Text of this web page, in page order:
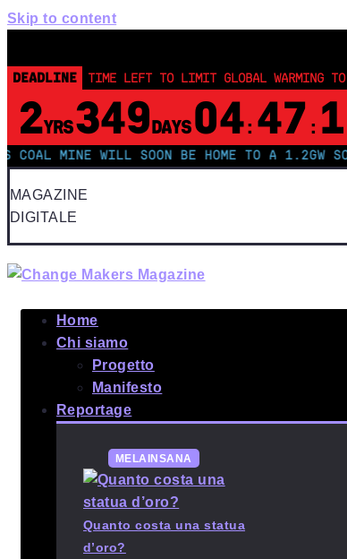
Skip to content
DEADLINE TIME LEFT TO LIMIT GLOBAL WARMING
2YRS349DAYS 04: 47 :
WILL SOON BE HOME TO A 1.2GW SOLAR
MAGAZINE
DIGITALE
Home
Chi siamo
Progetto
Manifesto
Reportage
MELAINSANA
Quanto costa una statua
d’oro?